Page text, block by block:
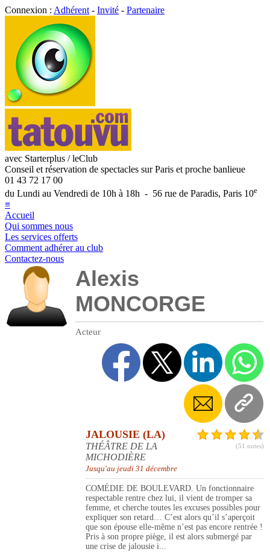
Connexion : Adhérent - Invité - Partenaire
avec Starterplus / leClub
Conseil et réservation de spectacles sur Paris et proche banlieue
01 43 72 17 00
du Lundi au Vendredi de 10h à 18h - 56 rue de Paradis, Paris 10e
≡
Accueil
Qui sommes nous
Les services offerts
Comment adhérer au club
Contactez-nous
Alexis
MONCORGE
Acteur
(51 notes)
JALOUSIE (LA)
THÉÂTRE DE LA
MICHODIÈRE
Jusqu'au jeudi 31 décembre
COMÉDIE DE BOULEVARD. Un fonctionnaire
respectable rentre chez lui, il vient de tromper sa
femme, et cherche toutes les excuses possibles pour
expliquer son retard… C’est alors qu’il s’aperçoit
que son épouse elle-même n’est pas encore rentrée !
Pris à son propre piège, il est alors submergé par
une crise de jalousie i...